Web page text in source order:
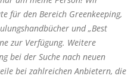
für den Bereich Greenkeeping,
und „Best
zur Verfügung. Weitere
bei der Suche nach neuen
bei zahlreichen Anbietern, die